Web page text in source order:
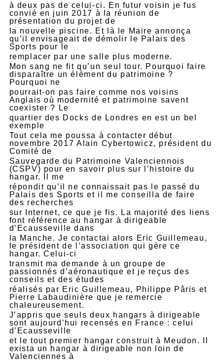
à deux pas de celui-ci. En futur voisin je fus
convié en juin 2017 à la réunion de
présentation du projet de
la nouvelle piscine. Et là le Maire annonça
qu’il envisageait de démolir le Palais des
Sports pour le
remplacer par une salle plus moderne.
Mon sang ne fit qu’un seul tour. Pourquoi faire
disparaître un élément du patrimoine ?
Pourquoi ne
pourrait-on pas faire comme nos voisins
Anglais où modernité et patrimoine savent
coexister ? Le
quartier des Docks de Londres en est un bel
exemple
Tout cela me poussa à contacter début
novembre 2017 Alain Cybertowicz, président du
Comité de
Sauvegarde du Patrimoine Valenciennois
(CSPV) pour en savoir plus sur l’histoire du
hangar. Il me
répondit qu’il ne connaissait pas le passé du
Palais des Sports et il me conseilla de faire
des recherches
sur Internet, ce que je fis. La majorité des liens
font référence au hangar à dirigeable
d’Ecausseville dans
la Manche. Je contactai alors Eric Guillemeau,
le président de l’association qui gère ce
hangar. Celui-ci
transmit ma demande à un groupe de
passionnés d’aéronautique et je reçus des
conseils et des études
réalisés par Eric Guillemeau, Philippe Pâris et
Pierre Labaudinière que je remercie
chaleureusement.
J’appris que seuls deux hangars à dirigeable
sont aujourd’hui recensés en France : celui
d’Ecausseville
et le tout premier hangar construit à Meudon. Il
exista un hangar à dirigeable non loin de
Valenciennes à